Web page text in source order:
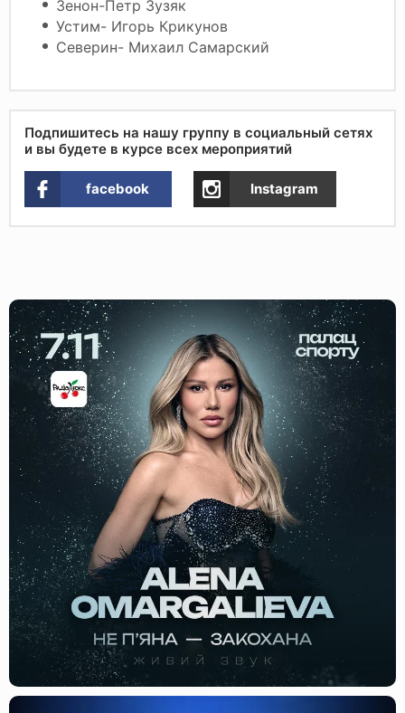
Зенон-Петр Зузяк
Устим- Игорь Крикунов
Северин- Михаил Самарский
Подпишитесь на нашу группу в социальный сетях
и вы будете в курсе всех мероприятий
facebook Instagram